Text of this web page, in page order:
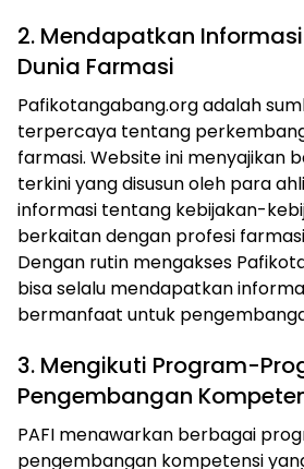
2. Mendapatkan
Dunia Farmasi
Pafikotangabang.org adalah
terpercaya tentang
farmasi. Website ini menyajikan
terkini yang disusun oleh para
informasi tentang kebijakan-
berkaitan dengan profesi
Dengan rutin mengakses
bisa selalu mendapatkan
bermanfaat untuk
3. Mengikuti Program-
Pengembangan
PAFI menawarkan berbagai
pengembangan kompetensi